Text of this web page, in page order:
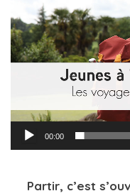
vidéo
00:00
Partir, c’est